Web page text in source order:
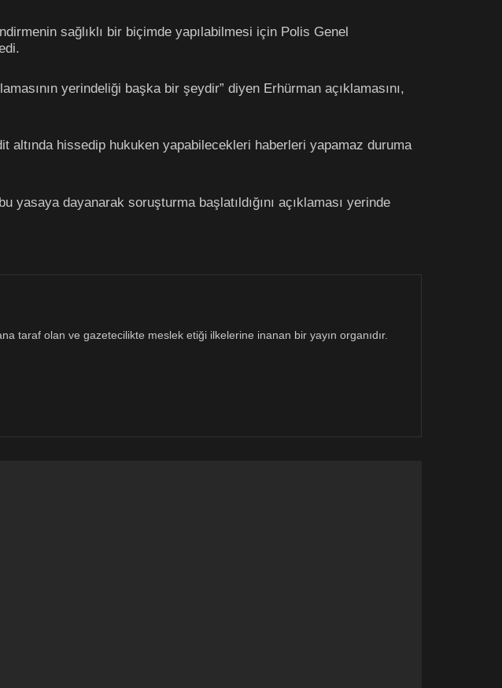
sağlıklı bir biçimde yapılabilmesi için Polis Genel
yerindeliği başka bir şeydir” diyen Erhürman açıklamasını,
altında hissedip hukuken yapabilecekleri haberleri yapamaz duruma
yasaya dayanarak soruşturma başlatıldığını açıklaması yerinde
taraf olan ve gazetecilikte meslek etiği ilkelerine inanan bir yayın organıdır.